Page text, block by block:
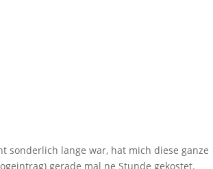
sonderlich lange war, hat mich diese ganze
gerade mal ne Stunde gekostet.